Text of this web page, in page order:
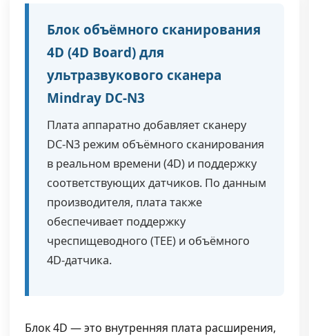
Блок объёмного сканирования
4D (4D Board) для
ультразвукового сканера
Mindray DC-N3
Плата аппаратно добавляет сканеру
DC-N3 режим объёмного сканирования
в реальном времени (4D) и поддержку
соответствующих датчиков. По данным
производителя, плата также
обеспечивает поддержку
чреспищеводного (TEE) и объёмного
4D-датчика.
Блок 4D — это внутренняя плата расширения,